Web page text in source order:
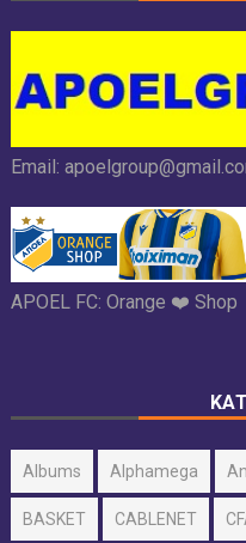
Email:
APOEL FC: Orange ❤️ Shop
Albums Alphamega
BASKET CABLENET